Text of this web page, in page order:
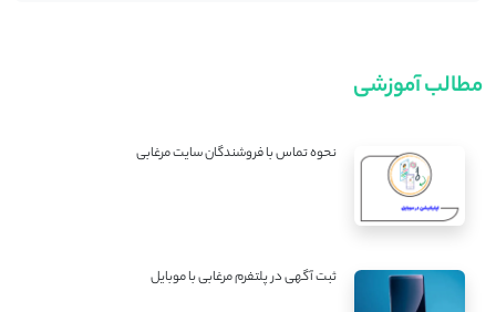
مطالب آموزشی
نحوه تماس با فروشندگان سایت مرغابی
ثبت آگهی در پلتفرم مرغابی با موبایل